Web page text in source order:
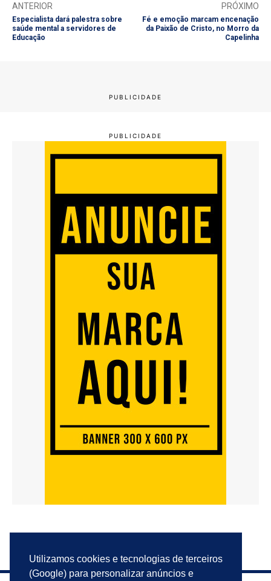
Utilizamos cookies e tecnologias de terceiros
(Google) para personalizar anúncios e
ANTERIOR
Especialista dará palestra sobre
saúde mental a servidores de
Educação
PRÓXIMO
Fé e emoção marcam encenação
da Paixão de Cristo, no Morro da
Capelinha